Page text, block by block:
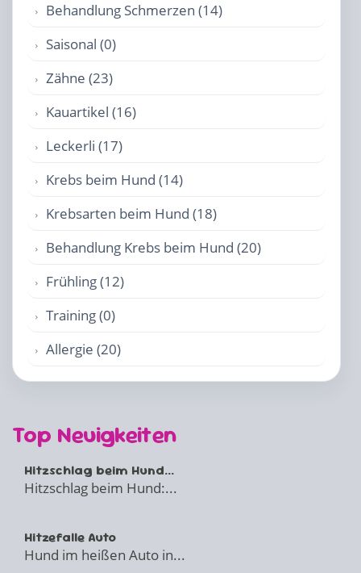
Behandlung Schmerzen (14)
Saisonal (0)
Zähne (23)
Kauartikel (16)
Leckerli (17)
Krebs beim Hund (14)
Krebsarten beim Hund (18)
Behandlung Krebs beim Hund (20)
Frühling (12)
Training (0)
Allergie (20)
Top Neuigkeiten
Hitzschlag beim Hund...
Hitzschlag beim Hund:...
Hitzefalle Auto
Hund im heißen Auto in...